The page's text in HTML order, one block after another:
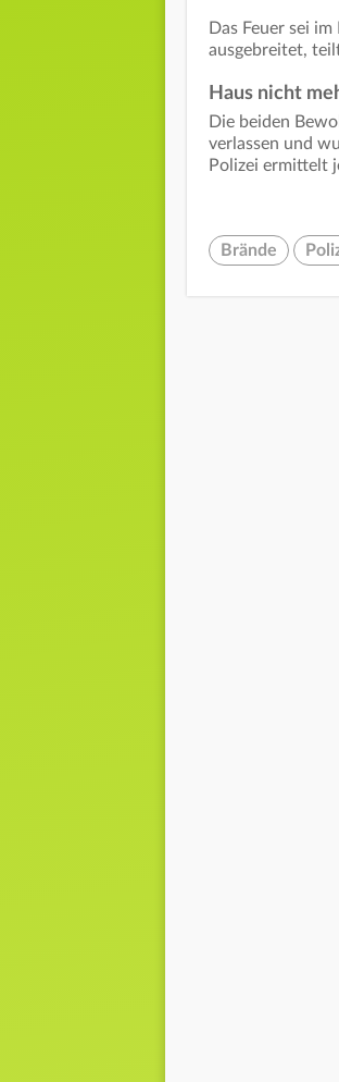
Das Feuer sei
ausgebreitet,
Haus nicht
Die beiden
verlassen und
Polizei ermittelt
Brände